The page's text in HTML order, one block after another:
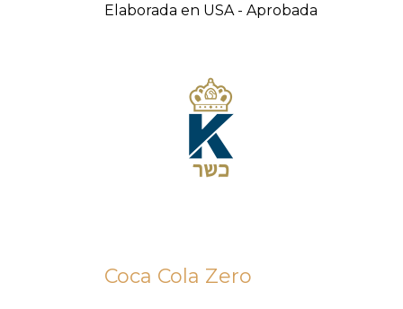
Elaborada en USA - Aprobada
Coca Cola Zero